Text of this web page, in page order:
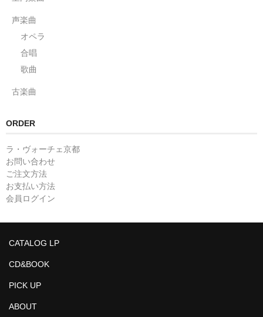
声楽曲
オペラ
合唱
歌曲
古楽曲
ORDER
ラ・ヴォーチェ京都
お問い合わせ
ご注文方法
お支払い方法
会員ログイン
CATALOG LP
CD&BOOK
PICK UP
ABOUT